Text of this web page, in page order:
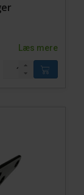
Læs mere